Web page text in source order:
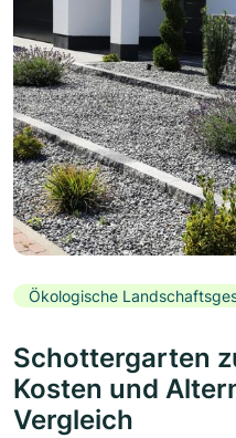
Ökologische
Schottergarten
Kosten und
Vergleich